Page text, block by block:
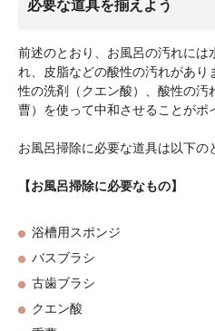
必要な道具を揃えよう
前述のとおり、お風呂の汚れには
れ、皮脂などの酸性の汚れがあり
性の洗剤（クエン酸）、酸性の汚
曹）を使って中和させることがポ
お風呂掃除に必要な道具は以下の
【お風呂掃除に必要なもの】
浴槽用スポンジ
バスブラシ
古歯ブラシ
クエン酸